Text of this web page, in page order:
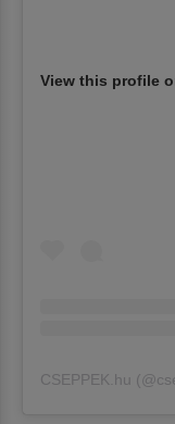
View this profile
CSEPPEK.hu (@